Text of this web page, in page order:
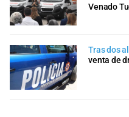
Venado
Tras dos
venta de